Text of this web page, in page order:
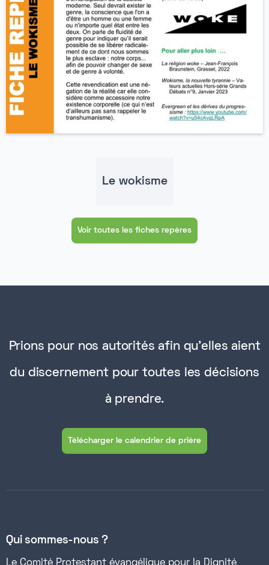
Le wokisme
Voir toutes les fiches repères
Prions pour nos autorités afin qu'elles aient
du discernement pour toutes les décisions
à prendre.
Télécharger le calendrier de prière
Qui sommes-nous ?